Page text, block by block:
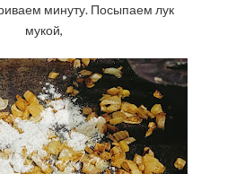
минуту. Посыпаем лук
мукой,